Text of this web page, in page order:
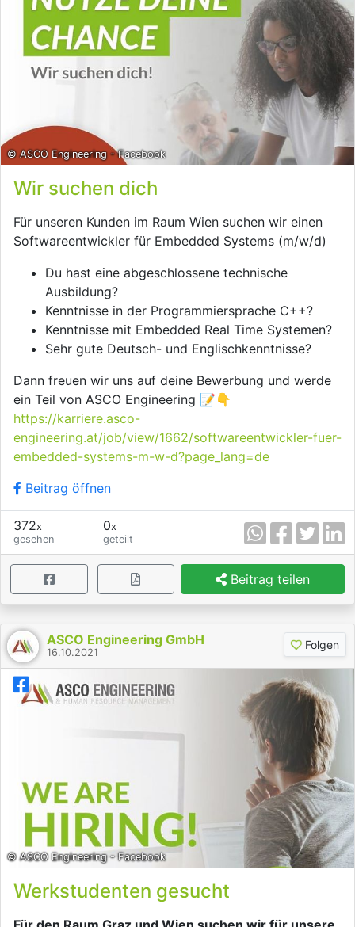
© ASCO Engineering - Facebook
Wir suchen dich
Für unseren Kunden im Raum Wien suchen wir einen
Softwareentwickler für Embedded Systems (m/w/d)
Du hast eine abgeschlossene technische
Ausbildung?
Kenntnisse in der Programmiersprache C++?
Kenntnisse mit Embedded Real Time Systemen?
Sehr gute Deutsch- und Englischkenntnisse?
Dann freuen wir uns auf deine Bewerbung und werde
ein Teil von ASCO Engineering 📝👇
https://karriere.asco-
engineering.at/job/view/1662/softwareentwickler-fuer-
embedded-systems-m-w-d?page_lang=de
Beitrag öffnen
372x
gesehen
0x
geteilt
Beitrag teilen
ASCO Engineering GmbH
16.10.2021
Folgen
© ASCO Engineering - Facebook
Werkstudenten gesucht